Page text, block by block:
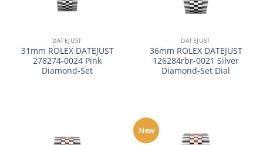
DATEJUST
31mm ROLEX DATEJUST
278274-0024 Pink
Diamond-Set
DATEJUST
36mm ROLEX DATEJUST
126284rbr-0021 Silver
Diamond-Set Dial
New